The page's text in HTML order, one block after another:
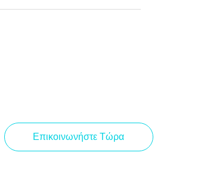
Επικοινωνήστε Τώρα